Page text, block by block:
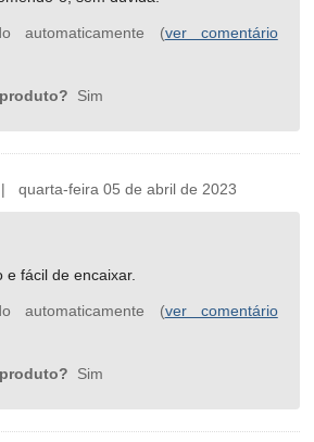
automaticamente (ver comentário
Sim
feira 05 de abril de 2023
fácil de encaixar.
automaticamente (ver comentário
Sim